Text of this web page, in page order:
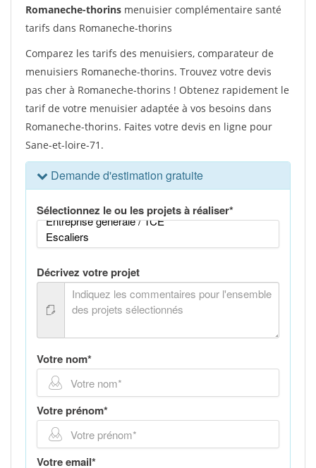
Romaneche-thorins menuisier complémentaire santé
tarifs dans Romaneche-thorins
Comparez les tarifs des menuisiers, comparateur de
menuisiers Romaneche-thorins. Trouvez votre devis
pas cher à Romaneche-thorins ! Obtenez rapidement le
tarif de votre menuisier adaptée à vos besoins dans
Romaneche-thorins. Faites votre devis en ligne pour
Sane-et-loire-71.